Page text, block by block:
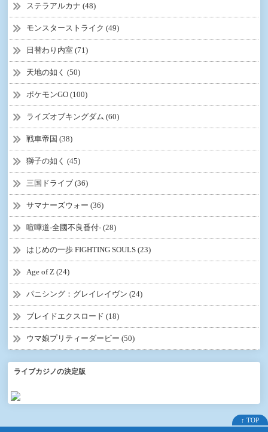
ステラアルカナ (48)
モンスターストライク (49)
日替わり内室 (71)
天地の如く (50)
ポケモンGO (100)
ライズオブキングダム (60)
戦車帝国 (38)
獅子の如く (45)
三国ドライブ (36)
サマナーズウォー (36)
喧嘩道-全國不良番付- (28)
はじめの一歩 FIGHTING SOULS (23)
Age of Z (24)
パニシング：グレイレイヴン (24)
ブレイドエクスロード (18)
ウマ娘プリティーダービー (50)
ライブカジノの決定版
↑ TOP